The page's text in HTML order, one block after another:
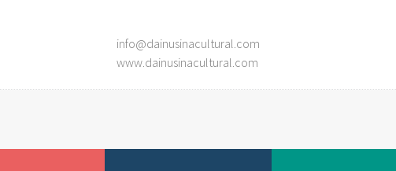
info@dainusinacultural.com
www.dainusinacultural.com